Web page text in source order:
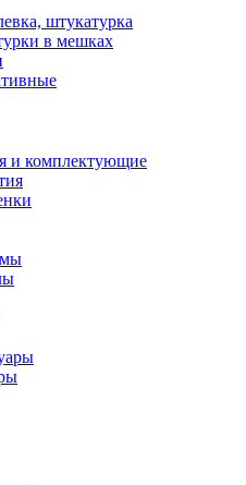
штукатурка
в мешках
и комплектующие